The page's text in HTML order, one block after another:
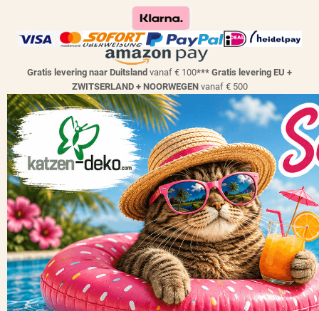
Gratis levering naar Duitsland vanaf € 100*** Gratis levering EU +
ZWITSERLAND + NOORWEGEN vanaf € 500